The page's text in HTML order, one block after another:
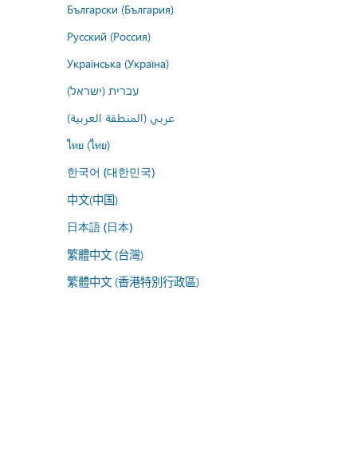
Български (България)
Русский (Россия)
Українська (Україна)
עברית (ישראל)
عربي (المنطقة العربية)
ไทย (ไทย)
한국어 (대한민국)
中文(中国)
日本語 (日本)
繁體中文 (台灣)
繁體中文 (香港特別行政區)